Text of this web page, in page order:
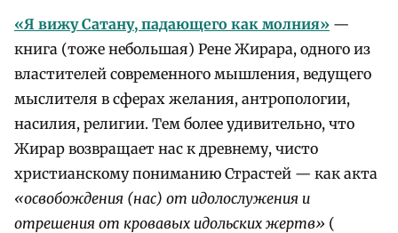
«Я вижу Сатану, падающего как молния» —
книга (тоже небольшая) Рене Жирара, одного из
властителей современного мышления, ведущего
мыслителя в сферах желания, антропологии,
насилия, религии. Тем более удивительно, что
Жирар возвращает нас к древнему, чисто
христианскому пониманию Страстей — как акта
«освобождения (нас) от идолослужения и
отрешения от кровавых идольских жертв» (